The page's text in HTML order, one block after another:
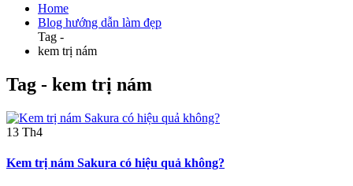
Home
Blog hướng dẫn làm đẹp
Tag -
kem trị nám
Tag - kem trị nám
13 Th4
Kem trị nám Sakura có hiệu quả không?